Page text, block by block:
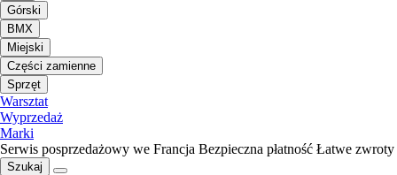
Górski
BMX
Miejski
Części zamienne
Sprzęt
Warsztat
Wyprzedaż
Marki
Serwis posprzedażowy we Francja Bezpieczna płatność Łatwe zwroty
Szukaj